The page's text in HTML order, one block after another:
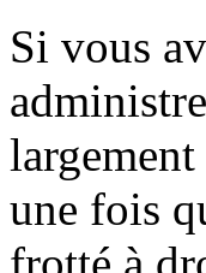
Si vous
une fois
frotté à